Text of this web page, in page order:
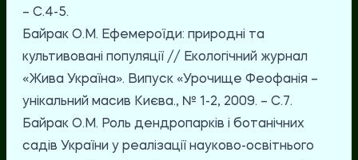
– С.4-5.
Байрак О.М. Ефемероїди: природні та
культивовані популяції // Екологічний журнал
«Жива Україна». Випуск «Урочище Феофанія –
унікальний масив Києва., № 1-2, 2009. – С.7.
Байрак О.М. Роль дендропарків і ботанічних
садів України у реалізації науково-освітнього